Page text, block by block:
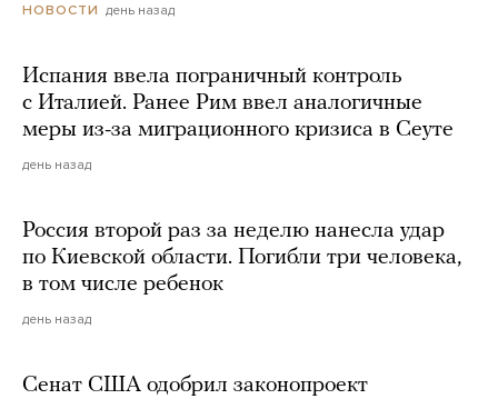
НОВОСТИ день назад
Испания ввела пограничный контроль
с Италией. Ранее Рим ввел аналогичные
меры из-за миграционного кризиса в Сеуте
день назад
Россия второй раз за неделю нанесла удар
по Киевской области. Погибли три человека,
в том числе ребенок
день назад
Сенат США одобрил законопроект